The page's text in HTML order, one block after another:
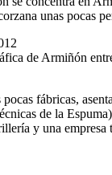
unas pocas
de Armiñón
fábricas,
de la
y una